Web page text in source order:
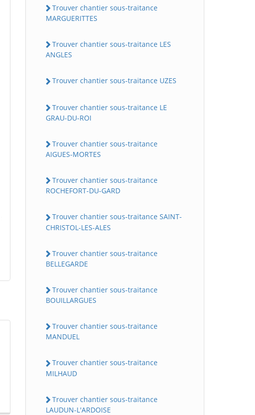
Trouver chantier sous-traitance
MARGUERITTES
Trouver chantier sous-traitance LES
ANGLES
Trouver chantier sous-traitance UZES
Trouver chantier sous-traitance LE
GRAU-DU-ROI
Trouver chantier sous-traitance
AIGUES-MORTES
Trouver chantier sous-traitance
ROCHEFORT-DU-GARD
Trouver chantier sous-traitance SAINT-
CHRISTOL-LES-ALES
Trouver chantier sous-traitance
BELLEGARDE
Trouver chantier sous-traitance
BOUILLARGUES
Trouver chantier sous-traitance
MANDUEL
Trouver chantier sous-traitance
MILHAUD
Trouver chantier sous-traitance
LAUDUN-L'ARDOISE